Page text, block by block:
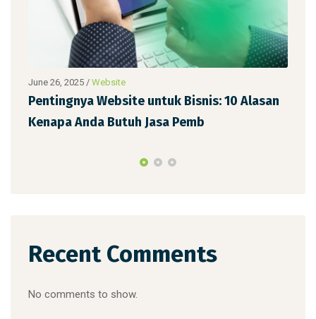
June 26, 2025 / Website
Pentingnya Website untuk Bisnis: 10 Alasan
Kenapa Anda Butuh Jasa Pemb
Recent Comments
No comments to show.